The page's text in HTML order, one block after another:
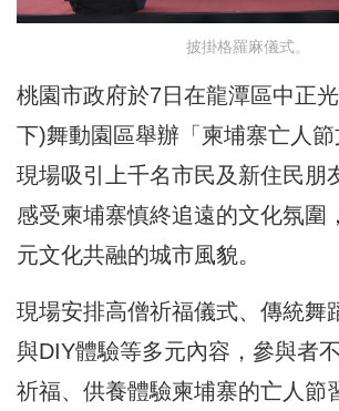
披掛格羅麻儀式。
桃園市政府於7日在龍潭區中正
下)舞動園區舉辦「柬埔寨亡人節
現場吸引上千名市民及新住民朋
感受柬埔寨慎終追遠的文化氛圍
元文化共融的城市風貌。
現場安排高僧祈福儀式、傳統舞
與DIY體驗等多元內容，參與者
祈福、供養體驗柬埔寨的亡人節